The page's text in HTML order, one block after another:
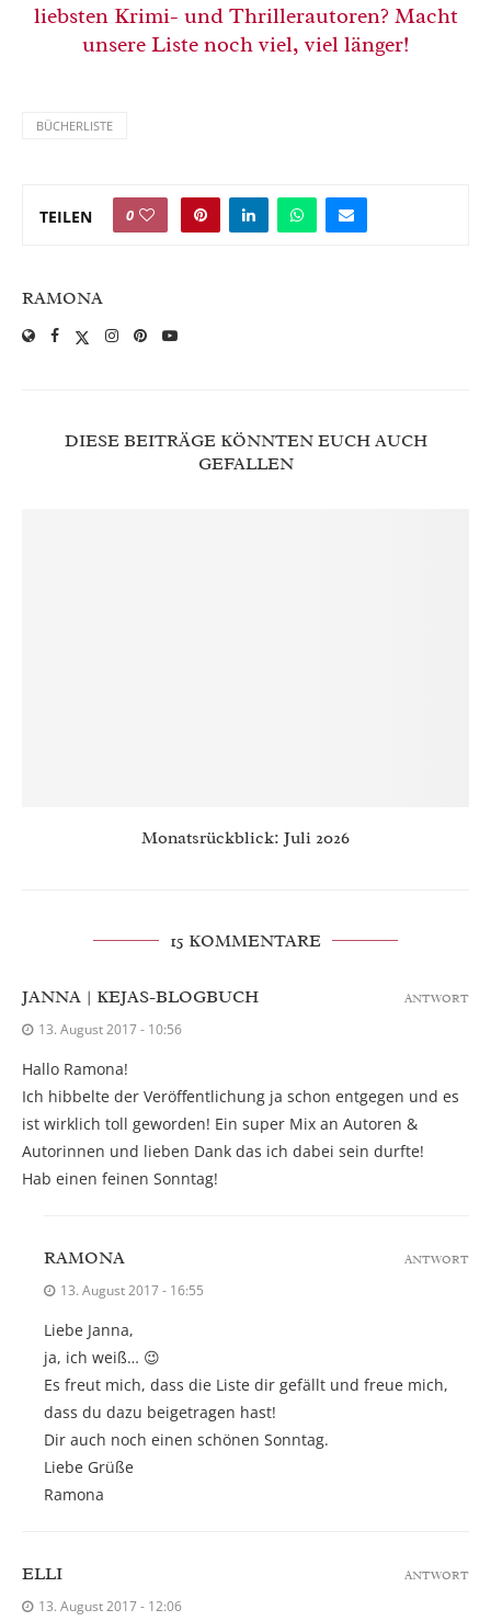
liebsten Krimi- und Thrillerautoren? Macht
unsere Liste noch viel, viel länger!
BÜCHERLISTE
TEILEN 0
RAMONA
DIESE BEITRÄGE KÖNNTEN EUCH AUCH
GEFALLEN
Monatsrückblick: Juli 2026
15 KOMMENTARE
JANNA | KEJAS-BLOGBUCH
13. August 2017 - 10:56
Hallo Ramona!
Ich hibbelte der Veröffentlichung ja schon entgegen und es
ist wirklich toll geworden! Ein super Mix an Autoren &
Autorinnen und lieben Dank das ich dabei sein durfte!
Hab einen feinen Sonntag!
ANTWORT
RAMONA
13. August 2017 - 16:55
Liebe Janna,
ja, ich weiß… 😉
Es freut mich, dass die Liste dir gefällt und freue mich,
dass du dazu beigetragen hast!
Dir auch noch einen schönen Sonntag.
Liebe Grüße
Ramona
ANTWORT
ELLI
13. August 2017 - 12:06
ANTWORT